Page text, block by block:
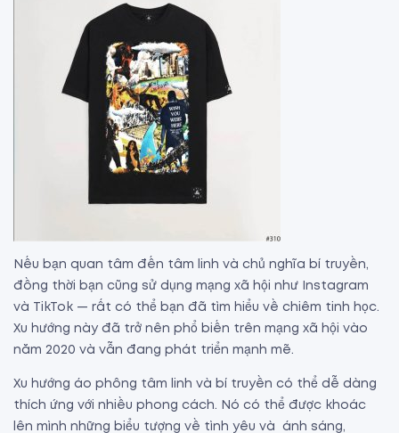
Nếu bạn quan tâm đến tâm linh và chủ nghĩa bí truyền,
đồng thời bạn cũng sử dụng mạng xã hội như Instagram
và TikTok — rất có thể bạn đã tìm hiểu về chiêm tinh học.
Xu hướng này đã trở nên phổ biến trên mạng xã hội vào
năm 2020 và vẫn đang phát triển mạnh mẽ.
Xu hướng áo phông tâm linh và bí truyền có thể dễ dàng
thích ứng với nhiều phong cách. Nó có thể được khoác
lên mình những biểu tượng về tình yêu và ánh sáng,